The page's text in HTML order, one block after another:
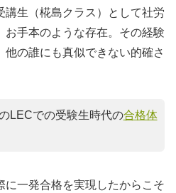
生（椛島クラス）として社労
お手本のような存在。その経験
他の誰にも真似できない的確さ
LECでの受験生時代の合格体
に一発合格を実現したからこそ